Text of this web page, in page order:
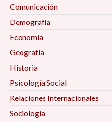
Comunicación
Demografía
Economía
Geografía
Historia
Psicología Social
Relaciones Internacionales
Sociología